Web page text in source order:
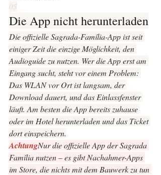
05
Die App nicht herunterladen
Die offizielle Sagrada-Família-App ist seit
einiger Zeit die einzige Möglichkeit, den
Audioguide zu nutzen. Wer die App erst am
Eingang sucht, steht vor einem Problem:
Das WLAN vor Ort ist langsam, der
Download dauert, und das Einlassfenster
läuft. Am besten die App bereits zuhause
oder im Hotel herunterladen und das Ticket
dort einspeichern.
AchtungNur die offizielle App der Sagrada
Família nutzen – es gibt Nachahmer-Apps
im Store, die nichts mit dem Bauwerk zu tun